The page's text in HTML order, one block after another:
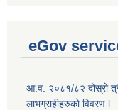
eGov
आ.व. २०८१/८२ दोस्रो
लाभग्राहीहरुको विवरण l